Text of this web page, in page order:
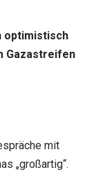
optimistisch
Gazastreifen
mit
„großartig“.